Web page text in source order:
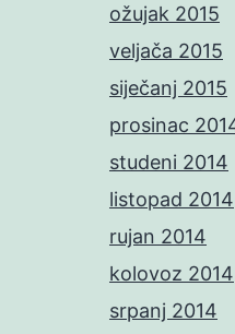
ožujak 2015
veljača 2015
siječanj 2015
prosinac
studeni 2014
listopad 2014
rujan 2014
kolovoz 2014
srpanj 2014